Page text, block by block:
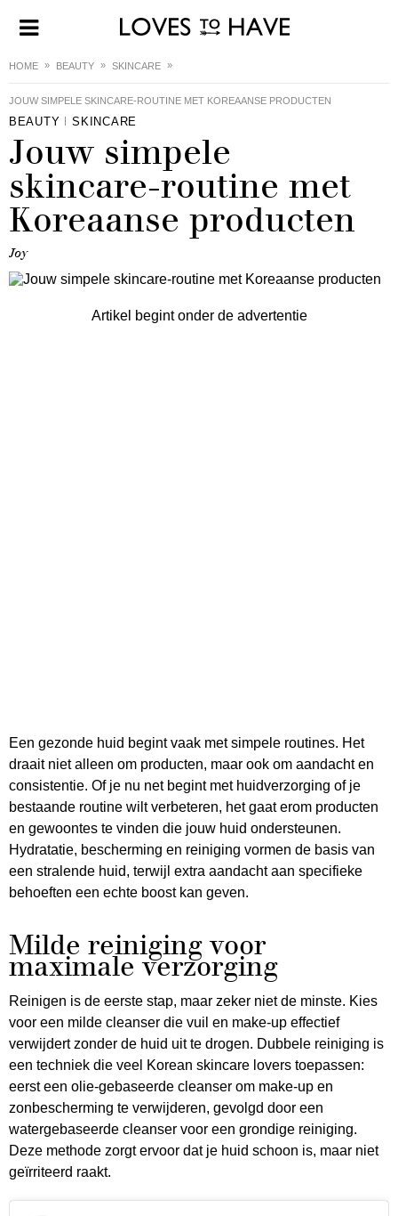
HOME BEAUTY SKINCARE
JOUW SIMPELE SKINCARE-ROUTINE MET KOREAANSE PRODUCTEN
BEAUTY SKINCARE
Jouw simpele
skincare-routine met
Koreaanse producten
Joy
Artikel begint onder de advertentie
Een gezonde huid begint vaak met simpele routines. Het
draait niet alleen om producten, maar ook om aandacht en
consistentie. Of je nu net begint met huidverzorging of je
bestaande routine wilt verbeteren, het gaat erom producten
en gewoontes te vinden die jouw huid ondersteunen.
Hydratatie, bescherming en reiniging vormen de basis van
een stralende huid, terwijl extra aandacht aan specifieke
behoeften een echte boost kan geven.
Milde reiniging voor
maximale verzorging
Reinigen is de eerste stap, maar zeker niet de minste. Kies
voor een milde cleanser die vuil en make-up effectief
verwijdert zonder de huid uit te drogen. Dubbele reiniging is
een techniek die veel Korean skincare lovers toepassen:
eerst een olie-gebaseerde cleanser om make-up en
zonbescherming te verwijderen, gevolgd door een
watergebaseerde cleanser voor een grondige reiniging.
Deze methode zorgt ervoor dat je huid schoon is, maar niet
geïrriteerd raakt.